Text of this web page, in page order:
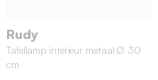
Rudy
Tafellamp interieur metaal Ø 30
cm